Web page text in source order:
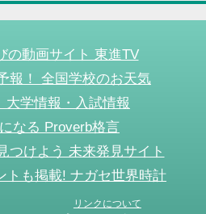
の動画サイト 東進TV
報！ 全国学校のお天気
大学情報・入試情報
なる Proverb格言
つけよう 未来発見サイト
トも掲載! ナガセ世界時計
リンクについて